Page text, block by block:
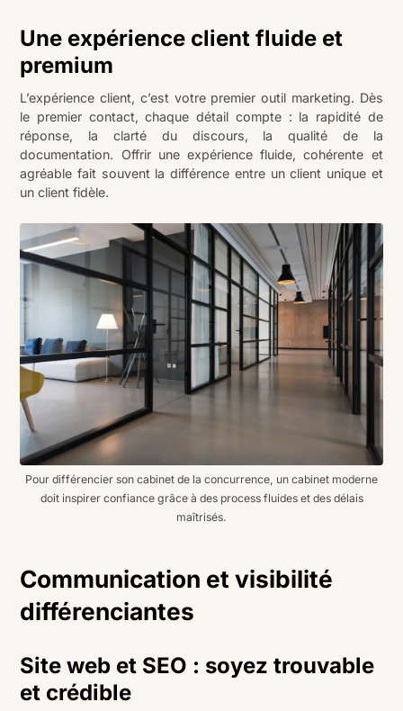
Une expérience client fluide et
premium
L’expérience client, c’est votre premier outil marketing. Dès
le premier contact, chaque détail compte : la rapidité de
réponse, la clarté du discours, la qualité de la
documentation. Offrir une expérience fluide, cohérente et
agréable fait souvent la différence entre un client unique et
un client fidèle.
Pour différencier son cabinet de la concurrence, un cabinet moderne
doit inspirer confiance grâce à des process fluides et des délais
maîtrisés.
Communication et visibilité
différenciantes
Site web et SEO : soyez trouvable
et crédible